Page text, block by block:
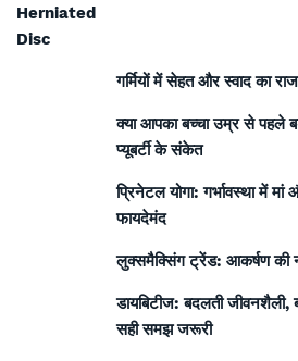
गर्मियों में सेहत और स्वाद का
क्या आपका बच्चा उम्र से पहले
प्यूबर्टी के संकेत
प्रिनेटल योगा: गर्भावस्था में
फायदेमंद
लुक्समैक्सिंग ट्रेंड: आकर्षण की
डायबिटीज: बदलती
सही समझ जरूरी